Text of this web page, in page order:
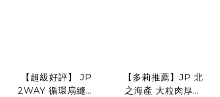
【超級好評】 JP
2WAY 循環扇縫隙
【多莉推薦】JP 北
之海產 大粒肉厚帆